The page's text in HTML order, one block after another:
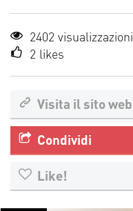
2402 visualizzazioni
2 likes
Visita il sito web
Condividi
Like!